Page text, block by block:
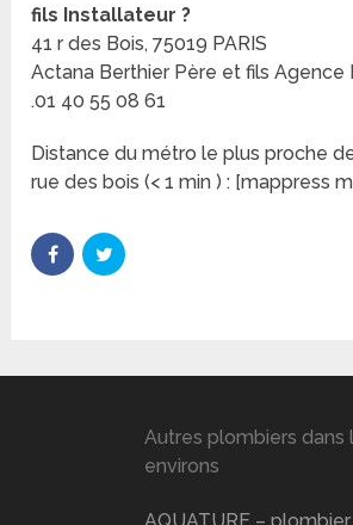
fils Installateur ?
41 r des Bois, 75019 PARIS
Actana Berthier Père et fils Agence
.01 40 55 08 61
Distance du métro le plus proche
rue des bois (< 1 min ) : [mappress
Autres plombiers dans
environs